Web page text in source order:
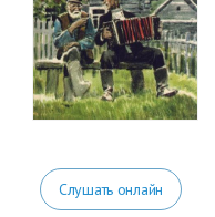
Слушать онлайн